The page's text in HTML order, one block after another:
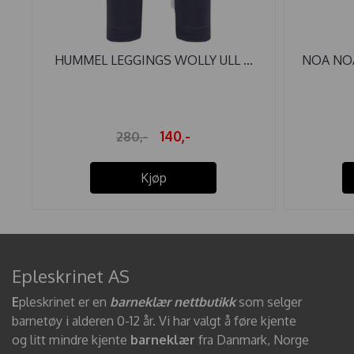
HUMMEL LEGGINGS WOLLY ULL ...
280,- 140,-
Kjøp
NOA
Epleskrinet AS
Epleskrinet er en barneklær nettbutikksom selger
barnetøy i alderen 0-12 år. Vi har valgt å føre kjente
og litt mindre kjente barneklær fra Danmark, Norge